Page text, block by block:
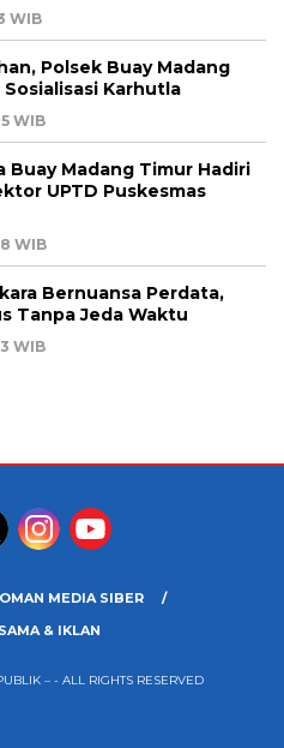
WIB
Polsek Buay Madang
Karhutla
WIB
Buay Madang Timur Hadiri
UPTD Puskesmas
WIB
Bernuansa Perdata,
Tanpa Jeda Waktu
WIB
MEDIA SIBER
& IKLAN
– - ALL RIGHTS RESERVED